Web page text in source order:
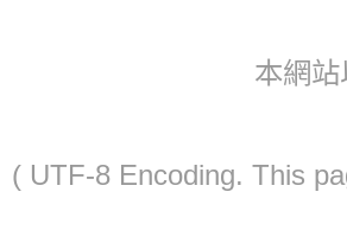
本網
( UTF-8 Encoding. This